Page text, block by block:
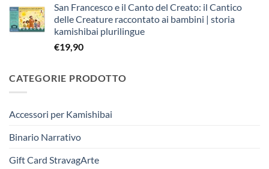
originale
era:
€263,40.
attuale
è:
€250,00.
San Francesco e il Canto del Creato: il Cantico
delle Creature raccontato ai bambini | storia
kamishibai plurilingue
€19,90
CATEGORIE PRODOTTO
Accessori per Kamishibai
Binario Narrativo
Gift Card StravagArte